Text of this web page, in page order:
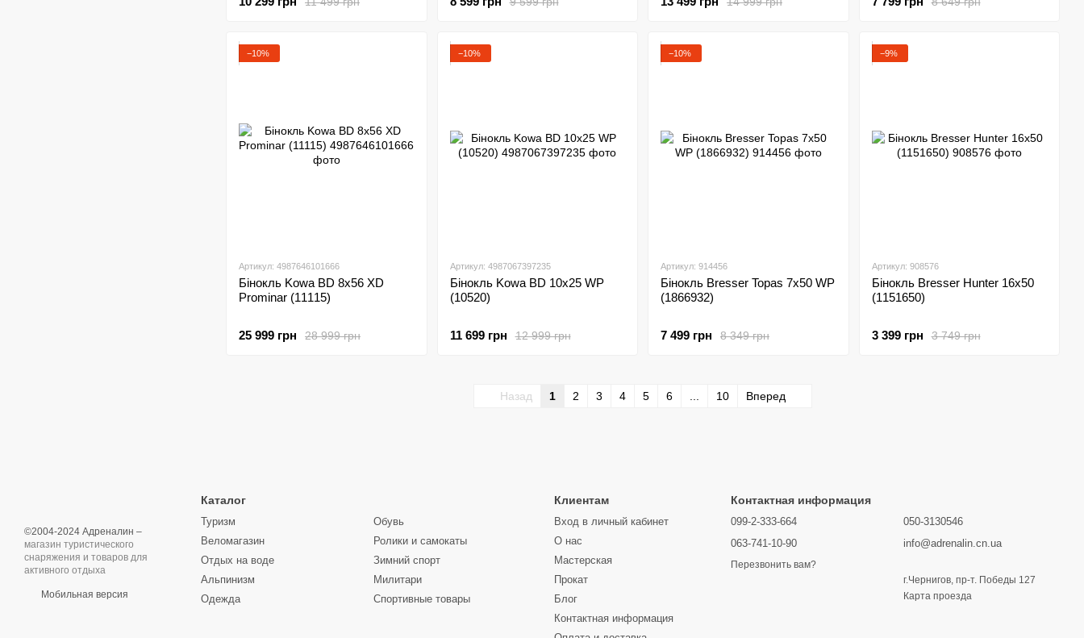
−10%
Артикул: 4987646101666
Бінокль Kowa BD 8x56 XD
Prominar (11115)
28 999 грн
25 999 грн
−10%
Артикул: 4987067397235
Бінокль Kowa BD 10x25 WP
(10520)
12 999 грн
11 699 грн
−10%
Артикул: 914456
Бінокль Bresser Topas 7x50 WP
(1866932)
8 349 грн
7 499 грн
−9%
Артикул: 908576
Бінокль Bresser Hunter 16x50
(1151650)
3 749 грн
3 399 грн
Назад 1 2 3 4 5 6 10 Вперед
©2004-2024 Адреналин –
магазин туристического
снаряжения и товаров для
активного отдыха
Мобильная версия
Каталог
Туризм
Веломагазин
Отдых на воде
Альпинизм
Одежда
Обувь
Ролики и самокаты
Зимний спорт
Милитари
Спортивные товары
Клиентам
Вход в личный кабинет
О нас
Мастерская
Прокат
Блог
Контактная информация
Контактная информация
099-2-333-664
063-741-10-90
Перезвонить вам?
050-3130546
info@adrenalin.cn.ua
г.Чернигов, пр-т. Победы 127
Карта проезда